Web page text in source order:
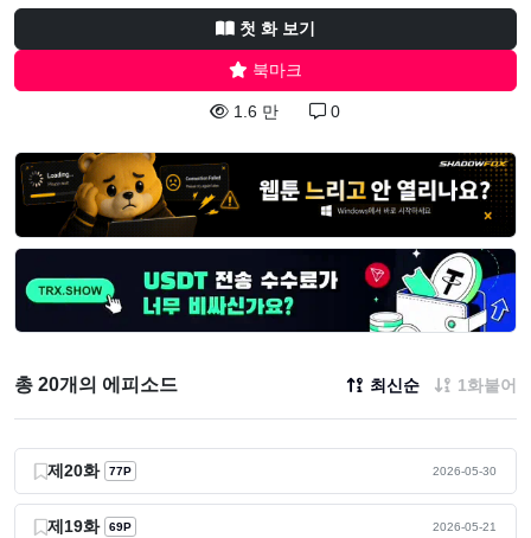
첫 화 보기
북마크
1.6 만 0
총 20개의 에피소드 최신순 1화붙어
제20화 77P 2026-05-30
제19화 69P 2026-05-21